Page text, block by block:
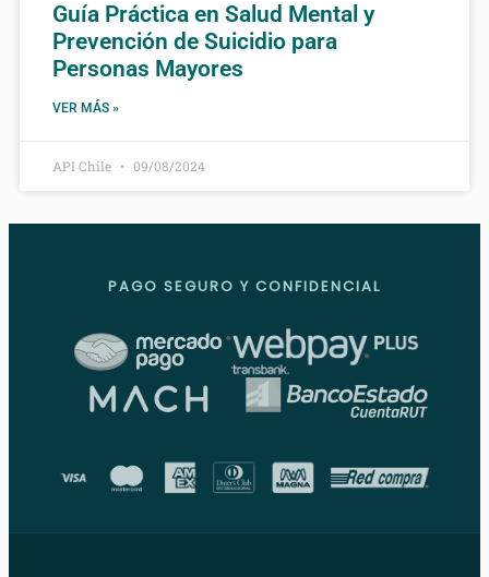
Guía Práctica en Salud Mental y
Prevención de Suicidio para
Personas Mayores
VER MÁS »
API Chile 09/08/2024
PAGO SEGURO Y CONFIDENCIAL